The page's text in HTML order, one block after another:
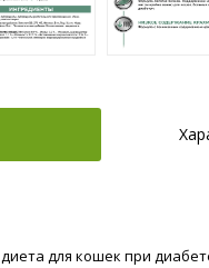
диета для кошек при